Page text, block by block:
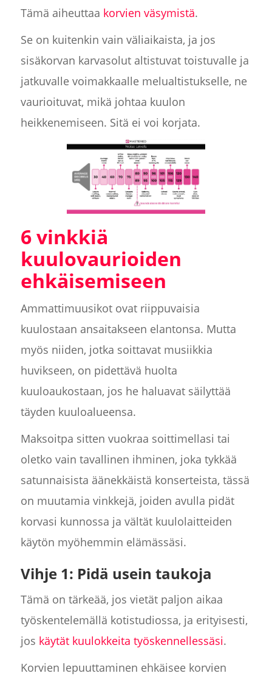
Tämä aiheuttaa korvien väsymistä.
Se on kuitenkin vain väliaikaista, ja jos
sisäkorvan karvasolut altistuvat toistuvalle ja
jatkuvalle voimakkaalle melualtistukselle, ne
vaurioituvat, mikä johtaa kuulon
heikkenemiseen. Sitä ei voi korjata.
6 vinkkiä
kuulovaurioiden
ehkäisemiseen
Ammattimuusikot ovat riippuvaisia
kuulostaan ansaitakseen elantonsa. Mutta
myös niiden, jotka soittavat musiikkia
huvikseen, on pidettävä huolta
kuuloaukostaan, jos he haluavat säilyttää
täyden kuuloalueensa.
Maksoitpa sitten vuokraa soittimellasi tai
oletko vain tavallinen ihminen, joka tykkää
satunnaisista äänekkäistä konserteista, tässä
on muutamia vinkkejä, joiden avulla pidät
korvasi kunnossa ja vältät kuulolaitteiden
käytön myöhemmin elämässäsi.
Vihje 1: Pidä usein taukoja
Tämä on tärkeää, jos vietät paljon aikaa
työskentelemällä kotistudiossa, ja erityisesti,
jos käytät kuulokkeita työskennellessäsi.
Korvien lepuuttaminen ehkäisee korvien